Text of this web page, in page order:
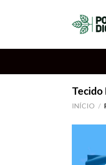
Tecido
INÍCIO /